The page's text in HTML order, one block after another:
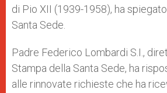
di Pio XII (1939-1958), ha
Santa Sede.
Padre Federico Lombardi S.I.,
Stampa della Santa Sede, ha
alle rinnovate richieste che ha